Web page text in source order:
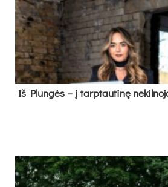
Iš Plungės – į tarptautinę